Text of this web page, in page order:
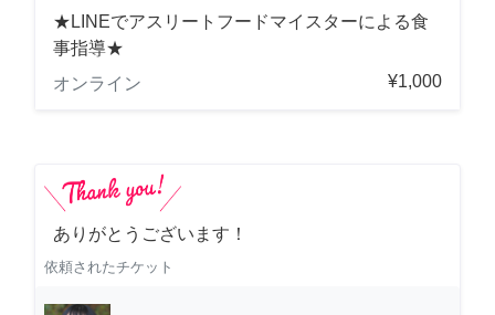
★LINEでアスリートフードマイスターによる食
事指導★
オンライン
¥1,000
ありがとうございます！
依頼されたチケット